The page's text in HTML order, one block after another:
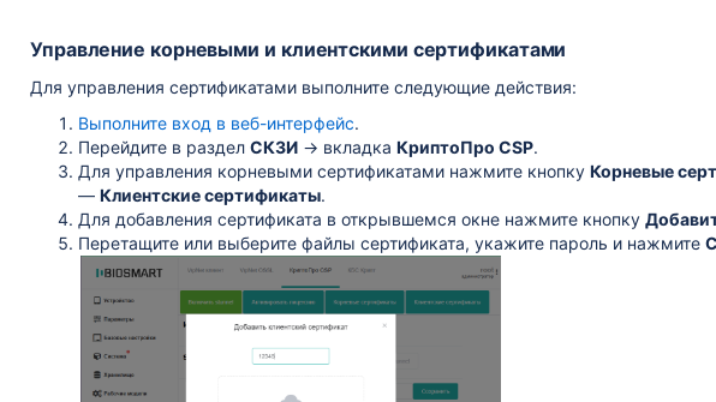
заводские
Quasar 7
Quasar 7
по эксплуатации
по эксплуатации
по эксплуатации
Управление корневыми и клиентскими сертификатами
Для управления сертификатами выполните следующие действия:
Выполните вход в веб-интерфейс.
Перейдите в раздел СКЗИ → вкладка КриптоПро CSP.
Для управления корневыми сертификатами нажмите кнопку Корневые
— Клиентские сертификаты.
Для добавления сертификата в открывшемся окне нажмите кнопку
Перетащите или выберите файлы сертификата, укажите пароль и нажмите